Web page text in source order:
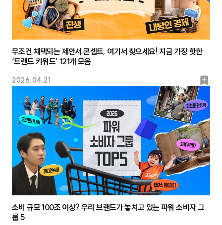
2026.04.21
북
마
크
무조건 채택되는 제안서 콘셉트, 여기서 찾으세요! 지금 가장 핫한
‘트렌드 키워드’ 121개 모음
소비 규모 100조 이상? 우리 브랜드가 놓치고 있는 파워 소비자 그
룹 5